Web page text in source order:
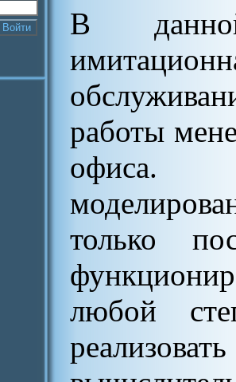
В
работы
офиса.
только
любой